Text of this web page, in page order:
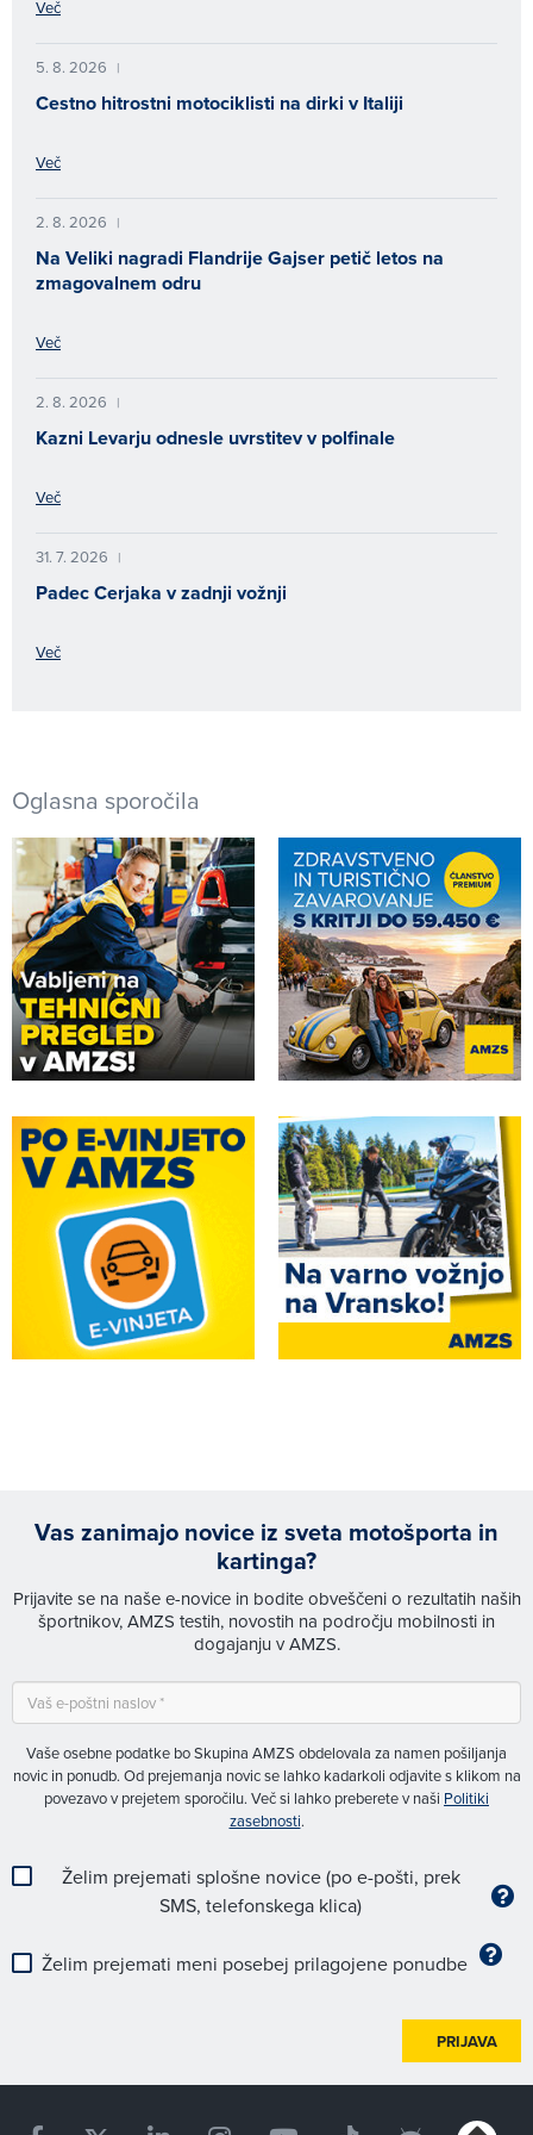
Več
5. 8. 2026 |
Cestno hitrostni motociklisti na dirki v Italiji
Več
2. 8. 2026 |
Na Veliki nagradi Flandrije Gajser petič letos na
zmagovalnem odru
Več
2. 8. 2026 |
Kazni Levarju odnesle uvrstitev v polfinale
Več
31. 7. 2026 |
Padec Cerjaka v zadnji vožnji
Več
Oglasna sporočila
Vas zanimajo novice iz sveta motošporta in
kartinga?
Prijavite se na naše e-novice in bodite obveščeni o rezultatih naših
športnikov, AMZS testih, novostih na področju mobilnosti in
dogajanju v AMZS.
Vaše osebne podatke bo Skupina AMZS obdelovala za namen pošiljanja
novic in ponudb. Od prejemanja novic se lahko kadarkoli odjavite s klikom na
povezavo v prejetem sporočilu. Več si lahko preberete v naši Politiki
zasebnosti.
Želim prejemati splošne novice (po e-pošti, prek
SMS, telefonskega klica)
Želim prejemati meni posebej prilagojene ponudbe
PRIJAVA